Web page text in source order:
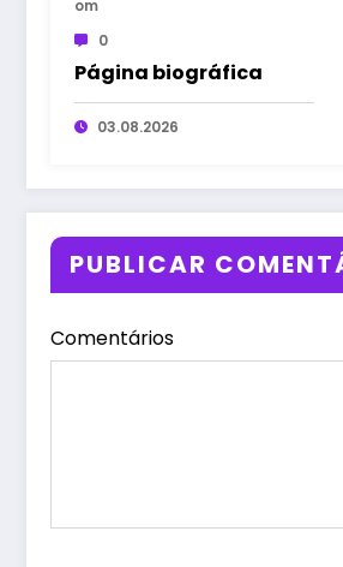
Om
0
Página biográfica
03.08.2026
PUBLICAR
Comentários